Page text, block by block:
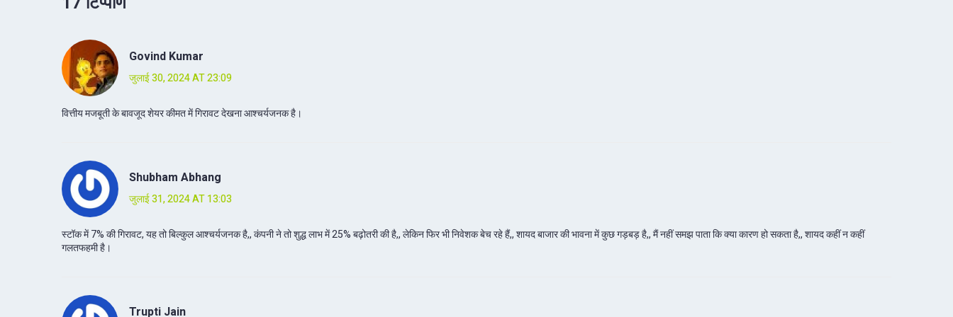
Govind Kumar
जुलाई 30, 2024 AT 23:09
वित्तीय मजबूती के बावजूद शेयर कीमत में गिरावट देखना आश्चर्यजनक है।
Shubham Abhang
जुलाई 31, 2024 AT 13:03
स्टॉक में 7% की गिरावट, यह तो बिल्कुल आश्चर्यजनक है,, कंपनी ने तो शुद्ध लाभ में 25% बढ़ोतरी की है,, लेकिन फिर भी निवेशक बेच रहे हैं,, शायद बाजार की भावना में कुछ गड़बड़ है,, मैं नहीं समझ पाता कि क्या कारण हो सकता है,, शायद कहीं न कहीं
गलतफहमी है।
Trupti Jain